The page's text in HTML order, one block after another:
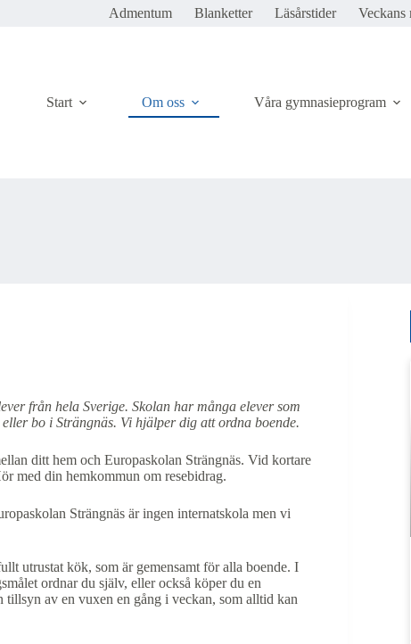
Admentum Blanketter Läsårstider Veckans
Start Om oss Våra gymnasieprogram
från hela Sverige. Skolan har många elever som
bo i Strängnäs. Vi hjälper dig att ordna boende.
ditt hem och Europaskolan Strängnäs. Vid kortare
med din hemkommun om resebidrag.
Strängnäs är ingen internatskola men vi
utrustat kök, som är gemensamt för alla boende. I
ordnar du själv, eller också köper du en
tillsyn av en vuxen en gång i veckan, som alltid kan